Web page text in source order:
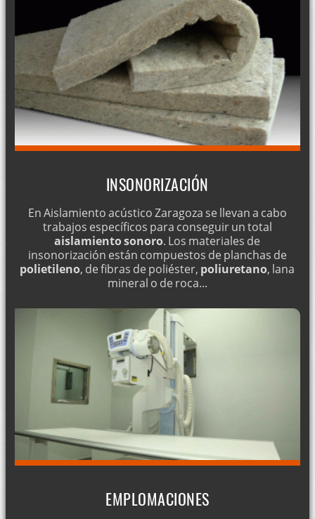
INSONORIZACIÓN
En Aislamiento acústico Zaragoza se llevan a cabo
trabajos específicos para conseguir un total
aislamiento sonoro. Los materiales de
insonorización están compuestos de planchas de
polietileno, de fibras de poliéster, poliuretano, lana
mineral o de roca...
EMPLOMACIONES